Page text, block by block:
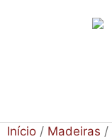
Início / Madeiras /